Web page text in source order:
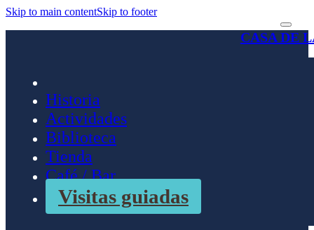
Skip to main contentSkip to footer
CASA DE
Historia
Actividades
Biblioteca
Tienda
Café / Bar
Visitas guiadas